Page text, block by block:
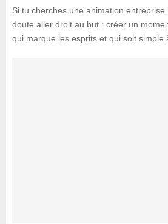
Si tu cherches une animation
doute aller droit au but : créer un
qui marque les esprits et qui soit simple